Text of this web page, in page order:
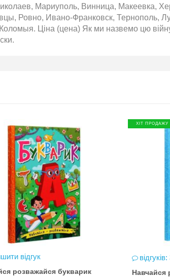
Мариуполь, Винница, Макеевка,
Ровно, Ивано-Франковск, Тернополь,
Ціна (цена) Як ми назвемо цю
відгук
розважайся букварик
ХІТ ПРОДАЖУ
відгуків:
Навчайся